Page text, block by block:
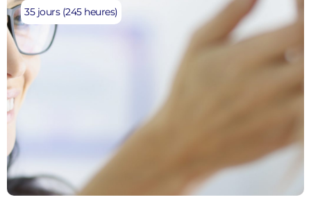
35 jours (245 heures)